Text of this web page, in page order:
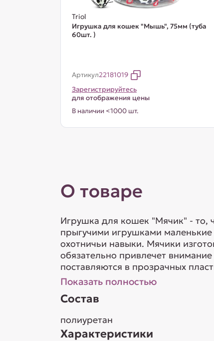
Triol
Игрушка для кошек "Мышь", 75мм (туба
60шт. )
Артикул22181019
Зарегистрируйтесь
для отображения цены
В наличии <1000 шт.
О товаре
Игрушка для кошек "Мячик" - то,
прыгучими игрушками
охотничьи навыки. Мячики
обязательно привлечет
поставляются в прозрачных
Показать полностью
Состав
полиуретан
Характеристики